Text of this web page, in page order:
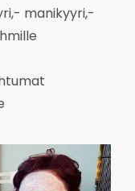
manikyyri,-